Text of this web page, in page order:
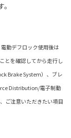
動デフロック使用後は
とを確認してから走行し
Brake System）、ブレ
Distribution/電子制動
ご注意いただきたい項目